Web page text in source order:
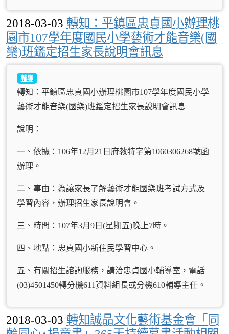
2018-03-03 轉知：平鎮區忠貞國小辦理桃
園市107學年度國民小學藝術才能音樂(國
樂)班鑑定招生家長說明會訊息
輔導
轉知：平鎮區忠貞國小辦理桃園市107學年度國民小學
藝術才能音樂(國樂)班鑑定招生家長說明會訊息
說明：
一、依據：106年12月21日府教特字第1060306268號函
辦理。
二、事由：為讓家長了解藝術才能國樂班考試方式及
學習內容，辦理招生家長說明會。
三、時間：107年3月9日(星期五)晚上7時。
四、地點：忠貞國小新住民學習中心。
五、有關招生諮詢服務，請洽忠貞國小輔導室，電話
(03)4501450轉分機611資料組長或分機610輔導主任。
2018-03-03 轉知誠品文化藝術基金會「同